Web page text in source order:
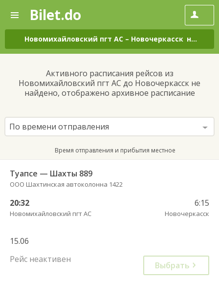
—
Поиск
и
покупка
билетов
автобус
онлайн
Bilet.do
Новомихайловский пгт АС – Новочеркасск на все дни
Активного расписания рейсов из
Новомихайловский пгт АС до Новочеркасск не
найдено, отображено архивное расписание
По времени отправления
Время отправления и прибытия местное
Туапсе — Шахты 889
ООО Шахтинская автоколонна 1422
20:32
Новомихайловский пгт АС
6:15
Новочеркасск
15.06
Рейс неактивен
Выбрать